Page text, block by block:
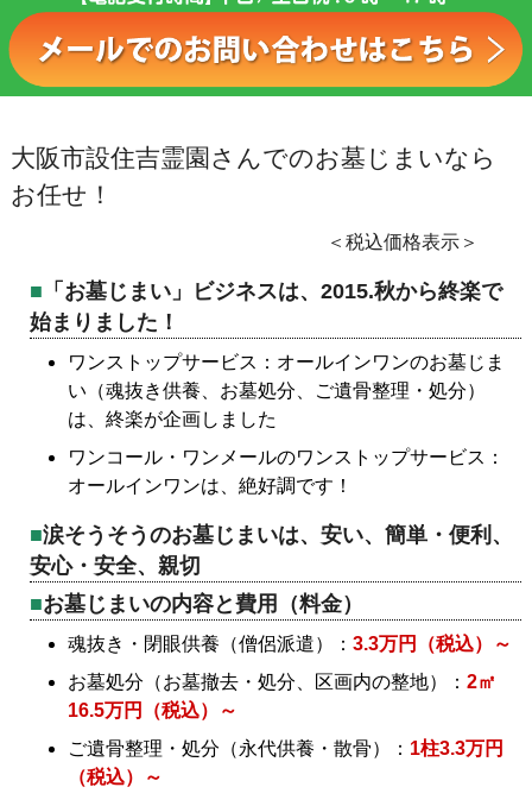
大阪市設住吉霊園さんでのお墓じまいなら
お任せ！
＜税込価格表示＞
「お墓じまい」ビジネスは、2015.秋から終楽で
始まりました！
ワンストップサービス：オールインワンのお墓じま
い（魂抜き供養、お墓処分、ご遺骨整理・処分）
は、終楽が企画しました
ワンコール・ワンメールのワンストップサービス：
オールインワンは、絶好調です！
涙そうそうのお墓じまいは、安い、簡単・便利、
安心・安全、親切
お墓じまいの内容と費用（料金）
魂抜き・閉眼供養（僧侶派遣）： 3.3万円（税込）～
お墓処分（お墓撤去・処分、区画内の整地）： 2㎡
16.5万円（税込）～
ご遺骨整理・処分（永代供養・散骨）： 1柱3.3万円
（税込）～